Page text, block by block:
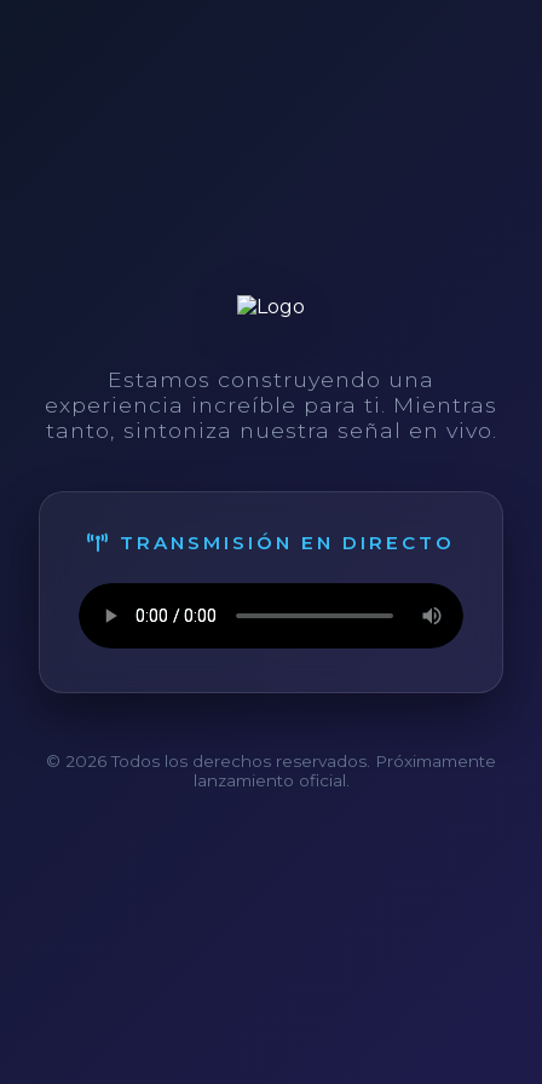
Estamos construyendo una
experiencia increíble para ti. Mientras
tanto, sintoniza nuestra señal en vivo.
TRANSMISIÓN EN DIRECTO
© 2026 Todos los derechos reservados. Próximamente
lanzamiento oficial.